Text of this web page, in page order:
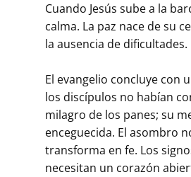
Cuando Jesús sube a la
calma. La paz nace de su
la ausencia de dificultades.
El evangelio concluye con
los discípulos no habían
milagro de los panes; su
enceguecida. El asombro
transforma en fe. Los
necesitan un corazón